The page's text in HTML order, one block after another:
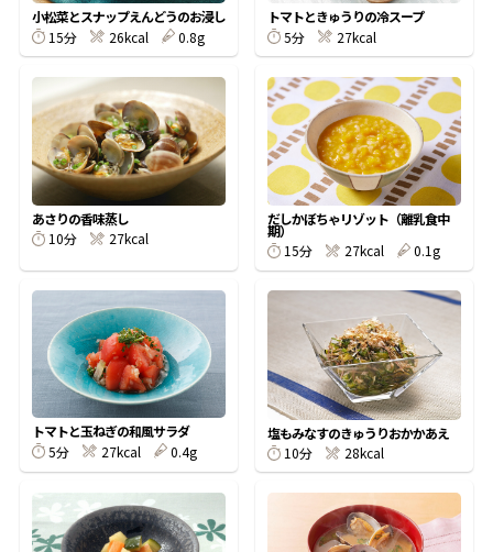
楽チン屋® ストレートつゆ
新鮮一番 『氷熟®』
だし巻き卵特集
かつおだしが決め手！簡単茶碗蒸し
小松菜とスナップえんどうのお浸し
15分
26kcal 0.8g
トマトときゅうりの冷スープ
5分
27kcal
あさりの香味蒸し
10分
27kcal
だしかぼちゃリゾット（離乳食中
期）
15分
27kcal 0.1g
トマトと玉ねぎの和風サラダ
5分
27kcal 0.4g
塩もみなすのきゅうりおかかあえ
10分
28kcal